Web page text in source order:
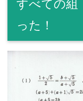
すべての
った！